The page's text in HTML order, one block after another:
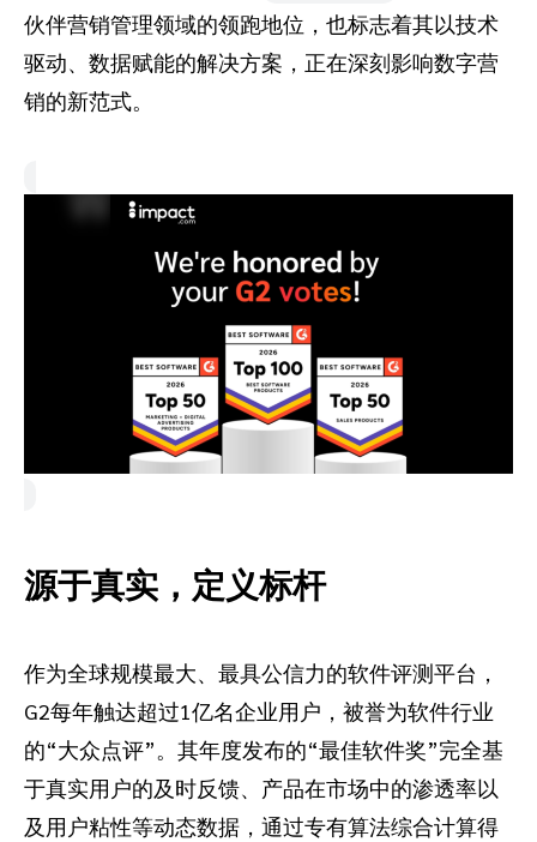
伙伴营销管理领域的领跑地位，也标志着其以技术
驱动、数据赋能的解决方案，正在深刻影响数字营
销的新范式。
源于真实，定义标杆
作为全球规模最大、最具公信力的软件评测平台，
G2每年触达超过1亿名企业用户，被誉为软件行业
的“大众点评”。其年度发布的“最佳软件奖”完全基
于真实用户的及时反馈、产品在市场中的渗透率以
及用户粘性等动态数据，通过专有算法综合计算得